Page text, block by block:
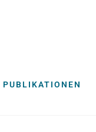
PUBLIKATIONEN